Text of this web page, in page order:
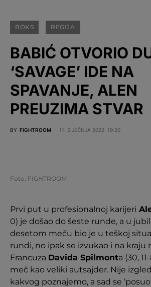
BOKS REGIJA
BABIĆ OTVORIO
‘SAVAGE’ IDE NA
SPAVANJE, ALEN
PREUZIMA STVAR
BY FIGHTROOM 11. SIJEČNJA 2022. 19:20
Foto: FIGHTROOM
Prvi put u profesionalnoj karijeri
0) je došao do šeste runde, a u
desetom meču bio je u teškoj
rundi, no ipak se izvukao i na kraju
Francuza Davida Spilmonta (30,
meč kao veliki autsajder. Nije
kakvog poznajemo, a sad se